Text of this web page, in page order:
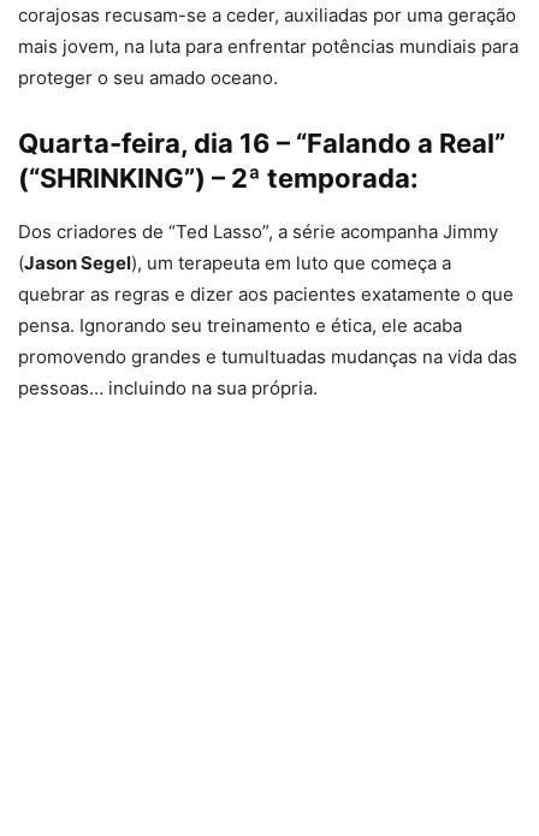
corajosas recusam-se a ceder, auxiliadas por uma geração
mais jovem, na luta para enfrentar potências mundiais para
proteger o seu amado oceano.
Quarta-feira, dia 16 – “Falando a Real”
(“SHRINKING”) – 2ª temporada:
Dos criadores de “Ted Lasso”, a série acompanha Jimmy
(Jason Segel), um terapeuta em luto que começa a
quebrar as regras e dizer aos pacientes exatamente o que
pensa. Ignorando seu treinamento e ética, ele acaba
promovendo grandes e tumultuadas mudanças na vida das
pessoas… incluindo na sua própria.